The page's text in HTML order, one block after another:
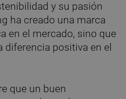
y su pasión
ha creado una marca
en el mercado, sino que
positiva en el
que un buen